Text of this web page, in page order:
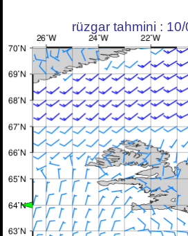
rüzgar tahmini :